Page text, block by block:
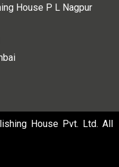
House P L Nagpur
House Pvt. Ltd. All